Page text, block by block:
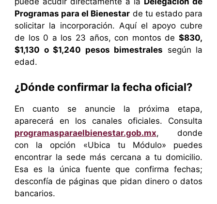
Programas para el Bienestar de tu estado para
solicitar la incorporación. Aquí el apoyo cubre
de los 0 a los 23 años, con montos de $830,
$1,130 o $1,240 pesos bimestrales según la
edad.
¿Dónde confirmar la fecha oficial?
En cuanto se anuncie la próxima etapa,
aparecerá en los canales oficiales. Consulta
programasparaelbienestar.gob.mx, donde
con la opción «Ubica tu Módulo» puedes
encontrar la sede más cercana a tu domicilio.
Esa es la única fuente que confirma fechas;
desconfía de páginas que pidan dinero o datos
bancarios.